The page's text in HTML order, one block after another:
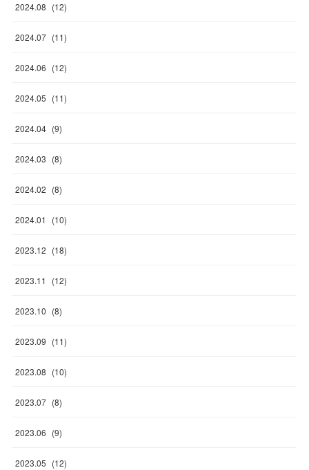
2024.08 (12)
2024.07 (11)
2024.06 (12)
2024.05 (11)
2024.04 (9)
2024.03 (8)
2024.02 (8)
2024.01 (10)
2023.12 (18)
2023.11 (12)
2023.10 (8)
2023.09 (11)
2023.08 (10)
2023.07 (8)
2023.06 (9)
2023.05 (12)